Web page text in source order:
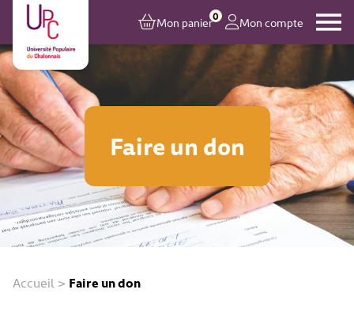
Mon panier0 Mon compte
Faire un don
Accueil > Faire un don